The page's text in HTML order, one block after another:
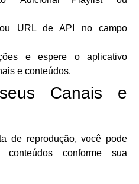
URL de API no campo
e espere o aplicativo
e conteúdos.
Canais e
de reprodução, você pode
conforme sua